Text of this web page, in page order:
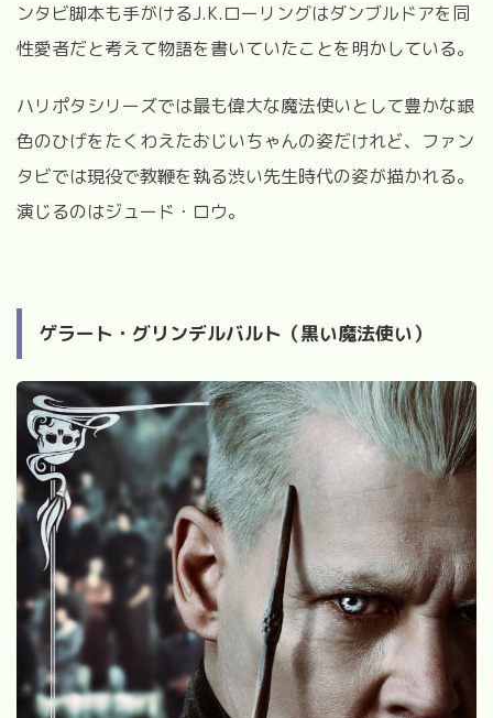
ンタビ脚本も手がけるJ.K.ローリングはダンブルドアを同
性愛者だと考えて物語を書いていたことを明かしている。
ハリポタシリーズでは最も偉大な魔法使いとして豊かな銀
色のひげをたくわえたおじいちゃんの姿だけれど、ファン
タビでは現役で教鞭を執る渋い先生時代の姿が描かれる。
演じるのはジュード・ロウ。
ゲラート・グリンデルバルト（黒い魔法使い）